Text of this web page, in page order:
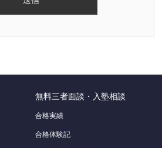
無料三者面談・入塾相談
合格実績
合格体験記